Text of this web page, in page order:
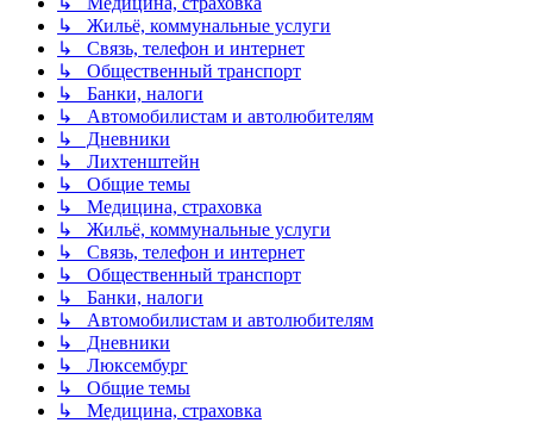
↳ Жильё, коммунальные услуги
↳ Связь, телефон и интернет
↳ Общественный транспорт
↳ Банки, налоги
↳ Автомобилистам и автолюбителям
↳ Дневники
↳ Лихтенштейн
↳ Общие темы
↳ Медицина, страховка
↳ Жильё, коммунальные услуги
↳ Связь, телефон и интернет
↳ Общественный транспорт
↳ Банки, налоги
↳ Автомобилистам и автолюбителям
↳ Дневники
↳ Люксембург
↳ Общие темы
↳ Медицина, страховка